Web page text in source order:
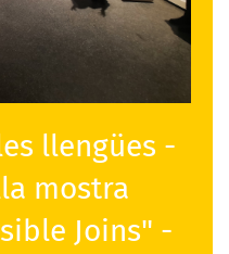
llengües -
mostra
Joins" -